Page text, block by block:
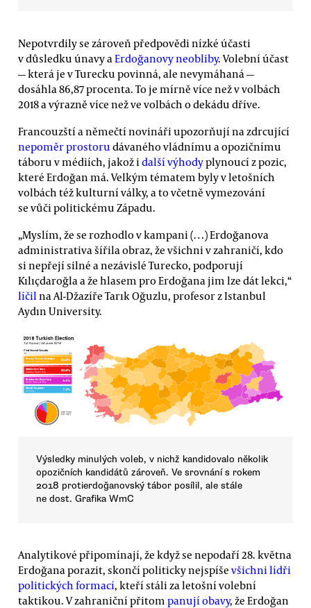
Nepotvrdily se zároveň předpovědi nízké účasti
v důsledku únavy a Erdoğanovy neobliby. Volební účast
— která je v Turecku povinná, ale nevymáhaná —
dosáhla 86,87 procenta. To je mírně více než v volbách
2018 a výrazně více než ve volbách o dekádu dříve.
Francouzští a němečtí novináři upozorňují na zdrcující
nepoměr prostoru dávaného vládnímu a opozičnímu
táboru v médiích, jakož i další výhodyplynoucí z pozic,
které Erdoğan má. Velkým tématem byly v letošních
volbách též kulturní války, a to včetně vymezování
se vůči politickému Západu.
„Myslím, že se rozhodlo v kampani (…) Erdoğanova
administrativa šířila obraz, že všichni v zahraničí, kdo
si nepřejí silné a nezávislé Turecko, podporují
Kılıçdaroğla a že hlasem pro Erdoğana jim lze dát lekci,“
líčil na Al-Džazíře Tarık Oğuzlu, profesor z Istanbul
Aydın University.
Výsledky minulých voleb, v nichž kandidovalo několik
opozičních kandidátů zároveň. Ve srovnání s rokem
2018 protierdoğanovský tábor posílil, ale stále
ne dost. Grafika WmC
Analytikové připomínají, že když se nepodaří 28. května
Erdoğana porazit, skončí politicky nejspíše všichni lídři
politických formací, kteří stáli za letošní volební
taktikou. V zahraniční přitom panují obavy, že Erdoğan